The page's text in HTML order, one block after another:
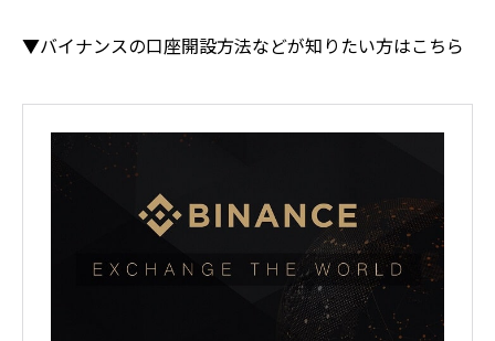
▼バイナンスの口座開設方法などが知りたい方はこちら